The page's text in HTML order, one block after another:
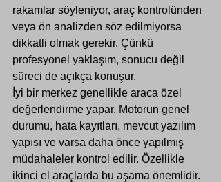
rakamlar söyleniyor, araç kontrolünden
veya ön analizden söz edilmiyorsa
dikkatli olmak gerekir. Çünkü
profesyonel yaklaşım, sonucu değil
süreci de açıkça konuşur.
İyi bir merkez genellikle araca özel
değerlendirme yapar. Motorun genel
durumu, hata kayıtları, mevcut yazılım
yapısı ve varsa daha önce yapılmış
müdahaleler kontrol edilir. Özellikle
ikinci el araçlarda bu aşama önemlidir.